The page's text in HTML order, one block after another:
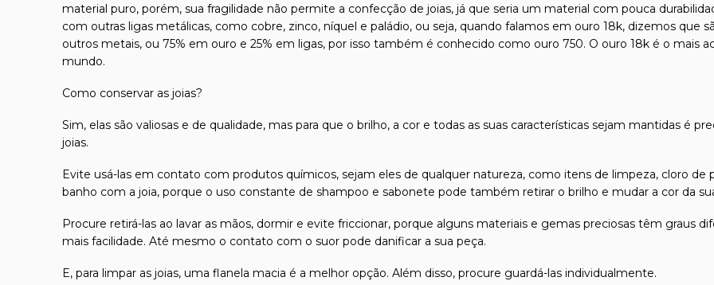
material puro, porém, sua fragilidade não permite a confecção de joias, já que seria um material com pouca
com outras ligas metálicas, como cobre, zinco, níquel e paládio, ou seja, quando falamos em ouro 18k, dizemos que
outros metais, ou 75% em ouro e 25% em ligas, por isso também é conhecido como ouro 750. O ouro 18k é o mais
mundo.
Como conservar as joias?
Sim, elas são valiosas e de qualidade, mas para que o brilho, a cor e todas as suas características sejam mantidas é
joias.
Evite usá-las em contato com produtos químicos, sejam eles de qualquer natureza, como itens de limpeza, cloro de
banho com a joia, porque o uso constante de shampoo e sabonete pode também retirar o brilho e mudar a cor da
Procure retirá-las ao lavar as mãos, dormir e evite friccionar, porque alguns materiais e gemas preciosas têm graus
mais facilidade. Até mesmo o contato com o suor pode danificar a sua peça.
E, para limpar as joias, uma flanela macia é a melhor opção. Além disso, procure guardá-las individualmente.